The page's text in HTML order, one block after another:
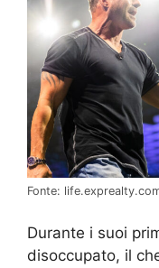
Fonte:
Durante i suoi
disoccupato, il